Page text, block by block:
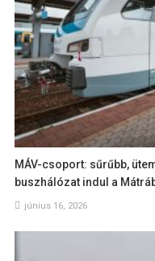
MÁV-csoport: sűrűbb,
buszhálózat indul a
június 16, 2026